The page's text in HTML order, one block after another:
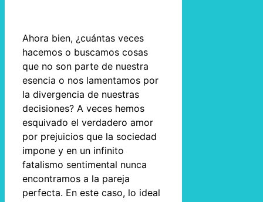
Ahora bien, ¿cuántas veces
hacemos o buscamos cosas
que no son parte de nuestra
esencia o nos lamentamos por
la divergencia de nuestras
decisiones? A veces hemos
esquivado el verdadero amor
por prejuicios que la sociedad
impone y en un infinito
fatalismo sentimental nunca
encontramos a la pareja
perfecta. En este caso, lo ideal